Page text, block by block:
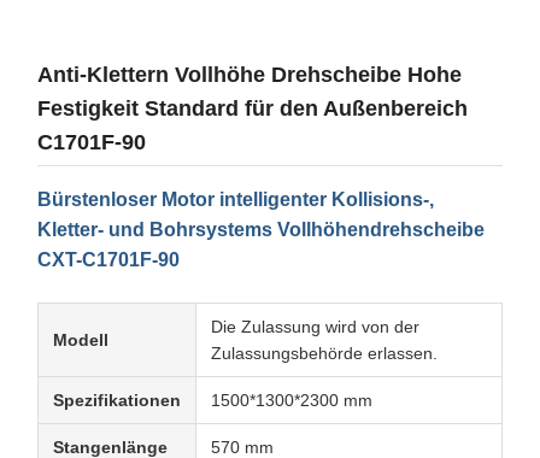
Anti-Klettern Vollhöhe Drehscheibe Hohe
Festigkeit Standard für den Außenbereich
C1701F-90
Bürstenloser Motor intelligenter Kollisions-,
Kletter- und Bohrsystems Vollhöhendrehscheibe
CXT-C1701F-90
Modell
Die Zulassung wird von der
Zulassungsbehörde erlassen.
Spezifikationen 1500*1300*2300 mm
Stangenlänge 570 mm